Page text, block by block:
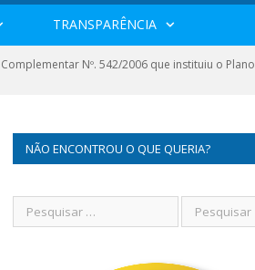
TRANSPARÊNCIA
Complementar Nº. 542/2006 que instituiu o Plano
NÃO ENCONTROU O QUE QUERIA?